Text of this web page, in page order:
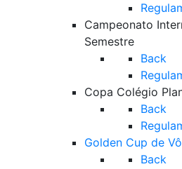
Campeonato
Semestre
Back
Copa Colégio
Back
Golden Cup de
Back